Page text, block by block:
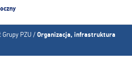
to navigation
Grupy PZU /Organizacja, infrastruktura